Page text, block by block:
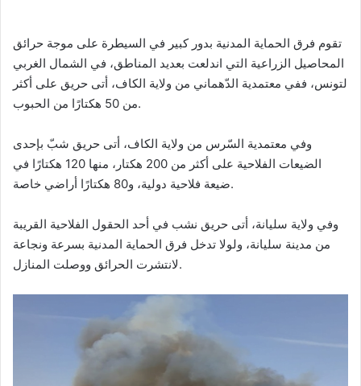
تقوم فرق الحماية المدنية بدور كبير في السيطرة على موجة حرائق
المحاصيل الزراعية التي اندلعت بعديد المناطق، في الشمال الغربي
لتونس، ففي معتمدية الدّهماني من ولاية الكاف، أتى حريق على أكثر
من 50 هكتارًا من الحبوب.
وفي معتمدية السّرس من ولاية الكاف، أتى حريق شبّ بإحدى
الضيعات الفلاحية على أكثر من 200 هكتار، منها 120 هكتارًا في
ضيعة فلاحية دولية، و80 هكتارًا أراضي خاصة.
وفي ولاية سليانة، أتى حريق نشب في أحد الحقول الفلاحية القريبة
من مدينة سليانة، ولولا تدخل فرق الحماية المدنية بسرعة ونجاعة
لانتشرت الحرائق ووصلت المنازل.